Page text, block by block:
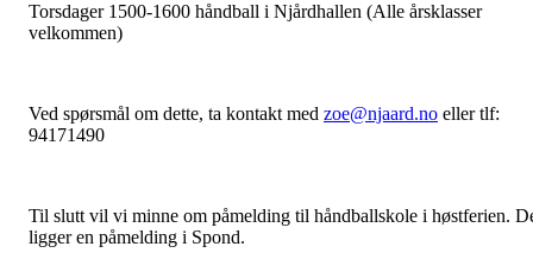
Torsdager 1500-1600 håndball i Njårdhallen (Alle årsklasser
velkommen)
Ved spørsmål om dette, ta kontakt med zoe@njaard.no eller tlf:
94171490
Til slutt vil vi minne om påmelding til håndballskole i høstferien.
ligger en påmelding i Spond.